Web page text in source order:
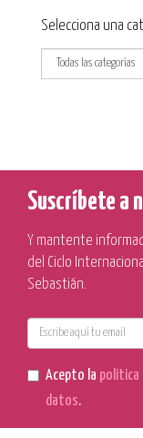
Categoría
Selecciona una
Suscríbete a
Y mantente
del Ciclo
Sebastián.
Acepto la política
datos.